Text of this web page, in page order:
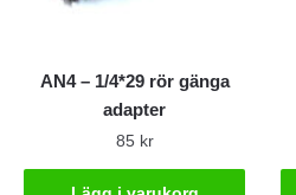
AN4 – 1/4*29 rör gänga
adapter
85 kr